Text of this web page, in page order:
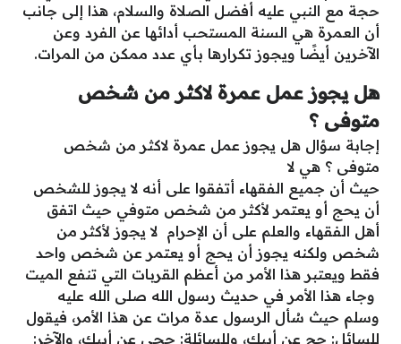
حجة مع النبي عليه أفضل الصلاة والسلام، هذا إلى جانب
أن العمرة هي السنة المستحب أدائها عن الفرد وعن
الآخرين أيضًا ويجوز تكرارها بأي عدد ممكن من المرات.
هل يجوز عمل عمرة لاكثر من شخص
متوفى ؟
إجابة سؤال هل يجوز عمل عمرة لاكثر من شخص
متوفى ؟ هي لا
حيث أن جميع الفقهاء أتفقوا على أنه لا يجوز للشخص
أن يحج أو يعتمر لأكثر من شخص متوفي حيث اتفق
أهل الفقهاء والعلم على أن الإحرام لا يجوز لأكثر من
شخص ولكنه يجوز أن يحج أو يعتمر عن شخص واحد
فقط ويعتبر هذا الأمر من أعظم القربات التي تنفع الميت
وجاء هذا الأمر في حديث رسول الله صلى الله عليه
وسلم حيث سُأل الرسول عدة مرات عن هذا الأمر، فيقول
للسائل: حج عن أبيك، وللسائلة: حجي عن أبيك، والآخر: